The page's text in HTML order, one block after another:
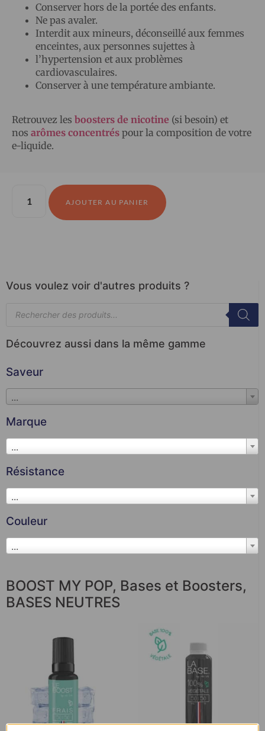
Conserver hors de la portée des enfants.
Ne pas avaler.
Interdit aux mineurs, déconseillé aux femmes
enceintes, aux personnes sujettes à
l’hypertension et aux problèmes
cardiovasculaires.
Conserver à une température ambiante.
Retrouvez les boosters de nicotine (si besoin) et
nos arômes concentrés pour la composition de votre
e-liquide.
AJOUTER AU PANIER
Vous voulez voir d'autres produits ?
Découvrez aussi dans la même gamme
Saveur
...
Marque
...
Résistance
...
Couleur
...
BOOST MY POP, Bases et Boosters,
BASES NEUTRES